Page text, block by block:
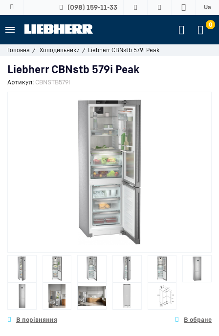
(098) 159-11-33 Ua
0
Головна Холодильники Liebherr CBNstb 579i Peak
Liebherr CBNstb 579i Peak
Артикул: CBNSTB579I